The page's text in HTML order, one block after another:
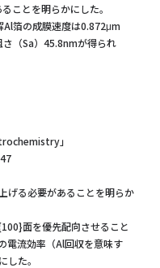
ことを明らかにした。
箔の成膜速度は0.872μm
さ（Sa）45.8nmが得られ
」
げる必要があることを明らか
面を優先配向させること
電流効率（Al回収を意味す
た。